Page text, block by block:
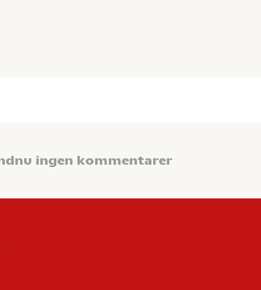
ingen kommentarer